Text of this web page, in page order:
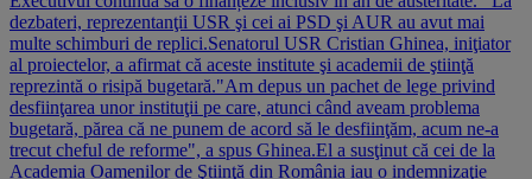
dezbateri, reprezentanţii USR şi cei ai PSD şi AUR au avut mai
multe schimburi de replici.Senatorul USR Cristian Ghinea, iniţiator
al proiectelor, a afirmat că aceste institute şi academii de ştiinţă
reprezintă o risipă bugetară."Am depus un pachet de lege privind
desfiinţarea unor instituţii pe care, atunci când aveam problema
bugetară, părea că ne punem de acord să le desfiinţăm, acum ne-a
trecut cheful de reforme", a spus Ghinea.El a susţinut că cei de la
Academia Oamenilor de Ştiinţă din România iau o indemnizaţie